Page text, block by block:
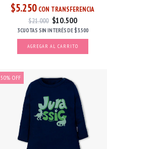
$5.250 CON TRANSFERENCIA
$21.000 $10.500
3 CUOTAS SIN INTERÉSDE$3.500
AGREGAR AL CARRITO
50%OFF